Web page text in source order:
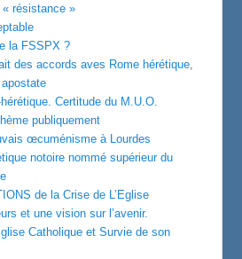
« résistance »
la FSSPX ?
des accords aves Rome hérétique,
Certitude du M.U.O.
publiquement
œcuménisme à Lourdes
notoire nommé supérieur du
de la Crise de L’Eglise
et une vision sur l’avenir.
Catholique et Survie de son